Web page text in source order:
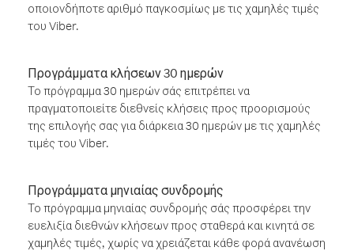
οποιονδήποτε αριθμό παγκοσμίως με τις χαμηλές τιμές
του Viber.
Προγράμματα κλήσεων 30 ημερών
Το πρόγραμμα 30 ημερών σάς επιτρέπει να
πραγματοποιείτε διεθνείς κλήσεις προς προορισμούς
της επιλογής σας για διάρκεια 30 ημερών με τις χαμηλές
τιμές του Viber.
Προγράμματα μηνιαίας συνδρομής
Το πρόγραμμα μηνιαίας συνδρομής σάς προσφέρει την
ευελιξία διεθνών κλήσεων προς σταθερά και κινητά σε
χαμηλές τιμές, χωρίς να χρειάζεται κάθε φορά ανανέωση